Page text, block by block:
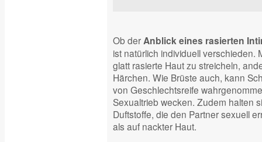
Ob derAnblick eines rasierten
ist natürlich individuell verschieden.
glatt rasierte Haut zu streicheln,
Härchen. Wie Brüste auch, kann
von Geschlechtsreife
Sexualtrieb wecken. Zudem halten
Duftstoffe, die den Partner sexuell
als auf nackter Haut.